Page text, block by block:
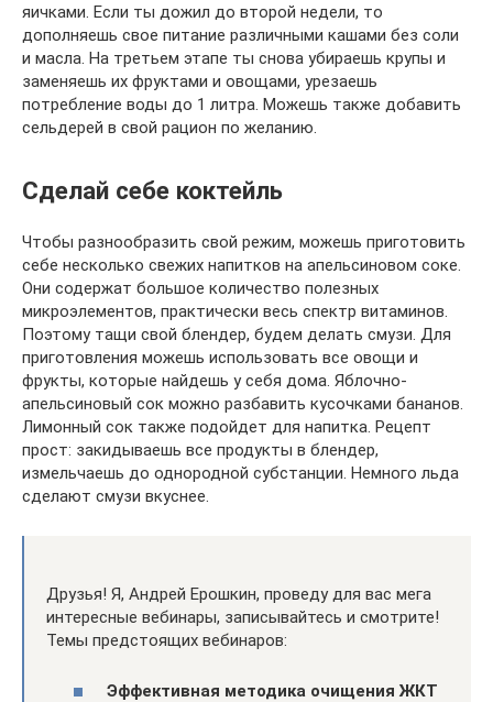
яичками. Если ты дожил до второй недели, то
дополняешь свое питание различными кашами без соли
и масла. На третьем этапе ты снова убираешь крупы и
заменяешь их фруктами и овощами, урезаешь
потребление воды до 1 литра. Можешь также добавить
сельдерей в свой рацион по желанию.
Сделай себе коктейль
Чтобы разнообразить свой режим, можешь приготовить
себе несколько свежих напитков на апельсиновом соке.
Они содержат большое количество полезных
микроэлементов, практически весь спектр витаминов.
Поэтому тащи свой блендер, будем делать смузи. Для
приготовления можешь использовать все овощи и
фрукты, которые найдешь у себя дома. Яблочно-
апельсиновый сок можно разбавить кусочками бананов.
Лимонный сок также подойдет для напитка. Рецепт
прост: закидываешь все продукты в блендер,
измельчаешь до однородной субстанции. Немного льда
сделают смузи вкуснее.
Друзья! Я, Андрей Ерошкин, проведу для вас мега
интересные вебинары, записывайтесь и смотрите!
Темы предстоящих вебинаров:
Эффективная методика очищения ЖКТ